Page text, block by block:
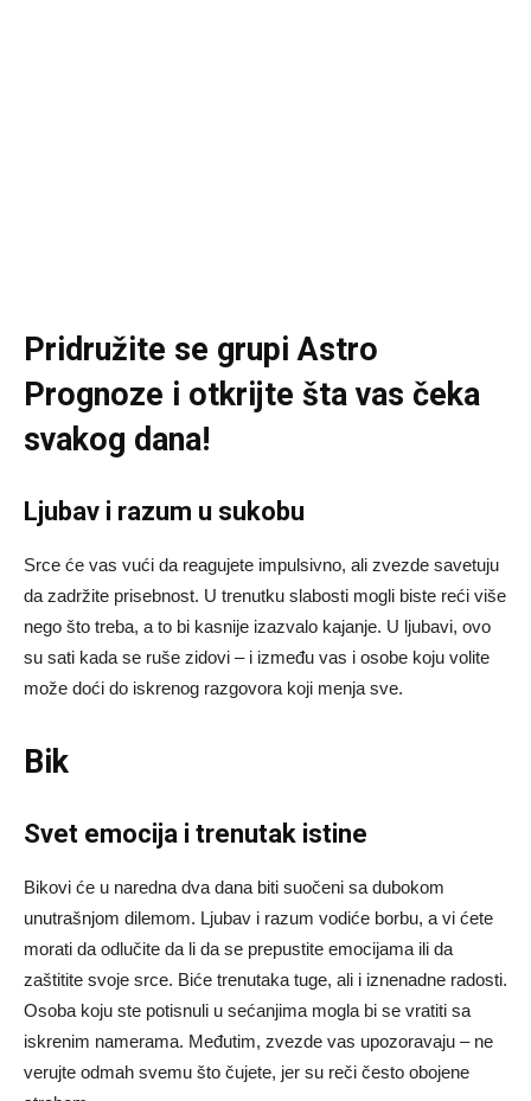
Pridružite se grupiAstro
Prognoze i otkrijte šta vas čeka
svakog dana!
Ljubav i razum u sukobu
Srce će vas vući da reagujete impulsivno, ali zvezde savetuju
da zadržite prisebnost. U trenutku slabosti mogli biste reći više
nego što treba, a to bi kasnije izazvalo kajanje. U ljubavi, ovo
su sati kada se ruše zidovi – i između vas i osobe koju volite
može doći do iskrenog razgovora koji menja sve.
Bik
Svet emocija i trenutak istine
Bikovi će u naredna dva dana biti suočeni sa dubokom
unutrašnjom dilemom. Ljubav i razum vodiće borbu, a vi ćete
morati da odlučite da li da se prepustite emocijama ili da
zaštitite svoje srce. Biće trenutaka tuge, ali i iznenadne radosti.
Osoba koju ste potisnuli u sećanjima mogla bi se vratiti sa
iskrenim namerama. Međutim, zvezde vas upozoravaju – ne
verujte odmah svemu što čujete, jer su reči često obojene